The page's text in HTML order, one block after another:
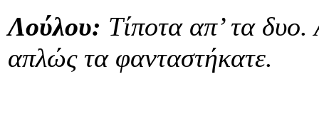
Λούλου: Τίποτα απ’ τα
απλώς τα φανταστήκατε.